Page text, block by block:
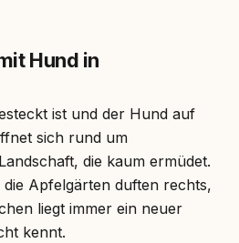
Hund in
ist und der Hund auf
sich rund um
die kaum ermüdet.
Apfelgärten duften rechts,
liegt immer ein neuer
kennt.